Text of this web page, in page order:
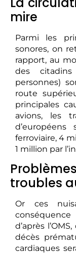
mire
Parmi les
sonores, on
rapport, au
des
personnes)
route
principales
avions, les
ferroviaire, 4
1 million par
troubles
Or ces
d’après
décès
cardiaques